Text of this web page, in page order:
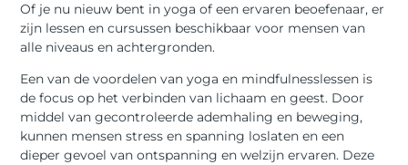
Of je nu nieuw bent in yoga of een ervaren beoefenaar, er
zijn lessen en cursussen beschikbaar voor mensen van
alle niveaus en achtergronden.
Een van de voordelen van yoga en mindfulnesslessen is
de focus op het verbinden van lichaam en geest. Door
middel van gecontroleerde ademhaling en beweging,
kunnen mensen stress en spanning loslaten en een
dieper gevoel van ontspanning en welzijn ervaren. Deze